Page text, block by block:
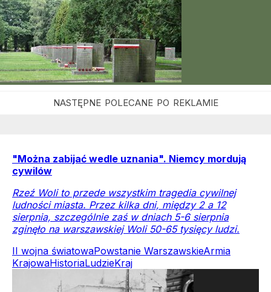
"Można zabijać wedle uznania". Niemcy mordują
cywilów
Rzeź Woli to przede wszystkim tragedia cywilnej
ludności miasta. Przez kilka dni, między 2 a 12
sierpnia, szczególnie zaś w dniach 5-6 sierpnia
zginęło na warszawskiej Woli 50-65 tysięcy ludzi.
II wojna światowaPowstanie WarszawskieArmia
KrajowaHistoriaLudzieKraj